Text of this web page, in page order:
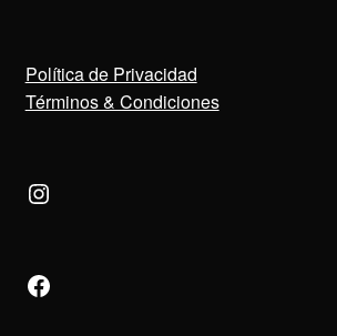
Política de Privacidad
Términos & Condiciones
Instagram
Facebook